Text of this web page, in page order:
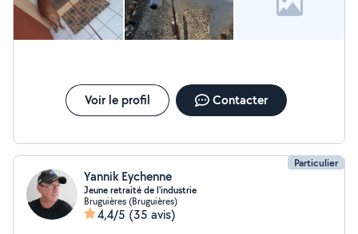
Voir le profil Contacter
Particulier
Yannik Eychenne
Jeune retraité de l'industrie
Bruguières (Bruguières)
4,4/5 (35 avis)